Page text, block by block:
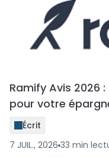
Ramify Avis 2026
pour votre
Écrit
7 JUIL., 2026 33 min